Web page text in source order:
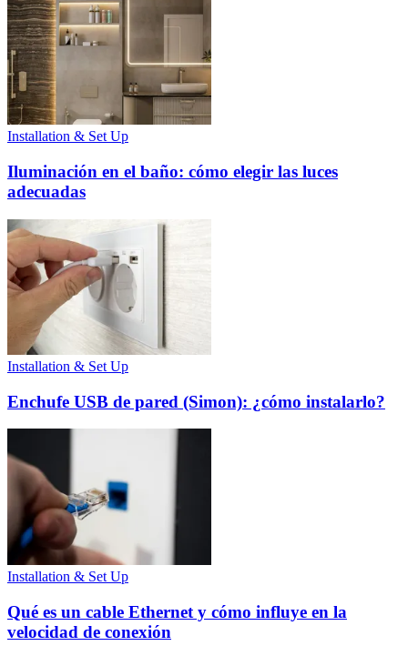
Installation & Set Up
Iluminación en el baño: cómo elegir las luces
adecuadas
Installation & Set Up
Enchufe USB de pared (Simon): ¿cómo instalarlo?
Installation & Set Up
Qué es un cable Ethernet y cómo influye en la
velocidad de conexión